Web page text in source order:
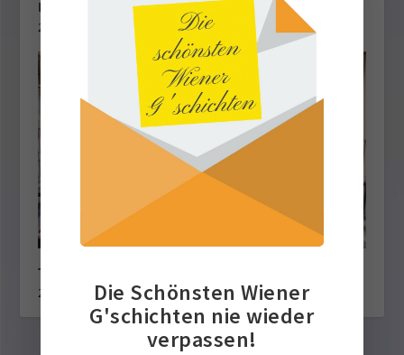
Ehre, wem Ehre gebührt!
29. Juni 2022
The Leo Grand in der City – mehr als ein Hotel
29. Juli 2022Die Schönsten Wiener
G'schichten nie wieder
verpassen!